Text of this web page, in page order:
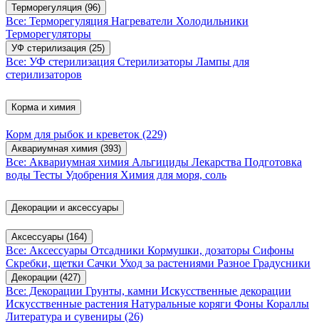
Терморегуляция (96)
Все: Терморегуляция Нагреватели Холодильники
Терморегуляторы
УФ стерилизация (25)
Все: УФ стерилизация Стерилизаторы Лампы для
стерилизаторов
Корма и химия
Корм для рыбок и креветок (229)
Аквариумная химия (393)
Все: Аквариумная химия Альгициды Лекарства Подготовка
воды Тесты Удобрения Химия для моря, соль
Декорации и аксессуары
Аксессуары (164)
Все: Аксессуары Отсадники Кормушки, дозаторы Сифоны
Скребки, щетки Сачки Уход за растениями Разное Градусники
Декорации (427)
Все: Декорации Грунты, камни Искусственные декорации
Искусственные растения Натуральные коряги Фоны Кораллы
Литература и сувениры (26)